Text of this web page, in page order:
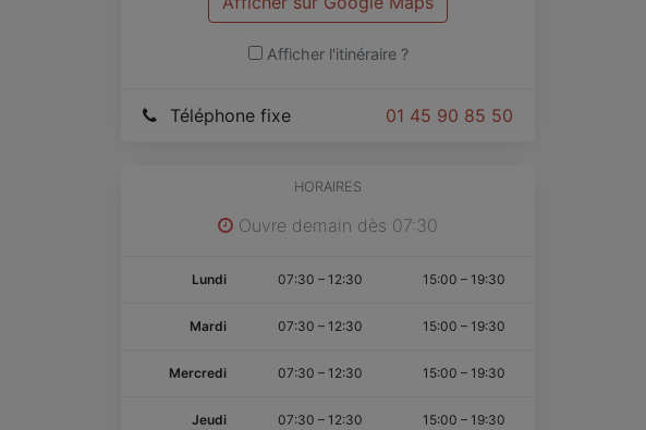
Afficher l'itinéraire ?
01 45 90 85 50
Téléphone fixe
HORAIRES
Ouvre demain dès 07:30
Lundi 07:30 – 12:30 15:00 – 19:30
Mardi 07:30 – 12:30 15:00 – 19:30
Mercredi 07:30 – 12:30 15:00 – 19:30
Jeudi 07:30 – 12:30 15:00 – 19:30